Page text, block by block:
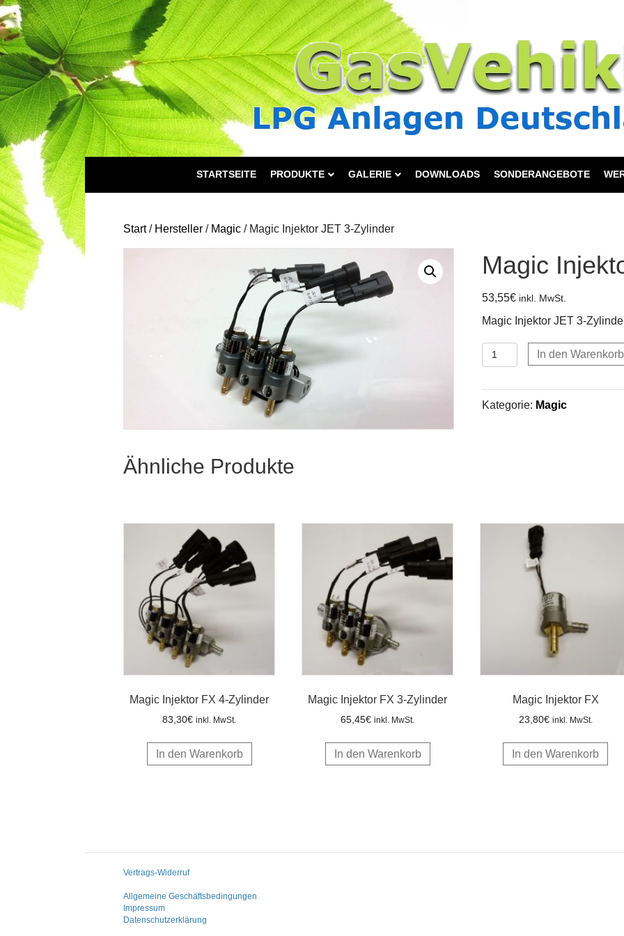
STARTSEITE PRODUKTE GALERIE DOWNLOADS SONDERANGEBOTE
Start/ Hersteller / Magic / Magic Injektor JET 3-Zylinder
Magic
53,55€ inkl. MwSt.
Magic Injektor JET 3-
Magic
Injektor
3-
Zylinder
In den Warenkorb
Kategorie: Magic
Ähnliche Produkte
Magic Injektor FX 4-Zylinder
83,30€ inkl. MwSt.
In den Warenkorb
Magic Injektor FX 3-Zylinder
65,45€ inkl. MwSt.
In den Warenkorb
Magic Injektor FX
23,80€ inkl. MwSt.
In den Warenkorb
Vertrags-Widerruf
Allgemeine Geschäftsbedingungen
Impressum
Datenschutzerklärung